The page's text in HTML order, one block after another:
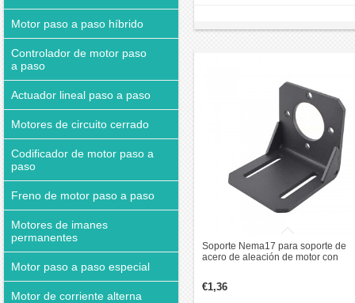
Motor paso a paso híbrido
Controlador de motor paso
a paso
Actuador lineal paso a paso
Motores de circuito cerrado
Codificador de motor paso a
paso
Freno de motor paso a paso
Motores de imanes
permanentes
Motor paso a paso especial
Motor de corriente alterna
Soporte Nema17 para soporte de
acero de aleación de motor con
€1,36